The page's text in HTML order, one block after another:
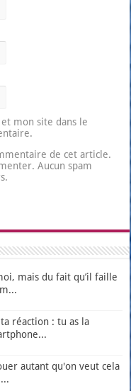
mon site dans le
de cet article.
Aucun spam
mais du fait qu’il faille
réaction : tu as la
autant qu'on veut cela